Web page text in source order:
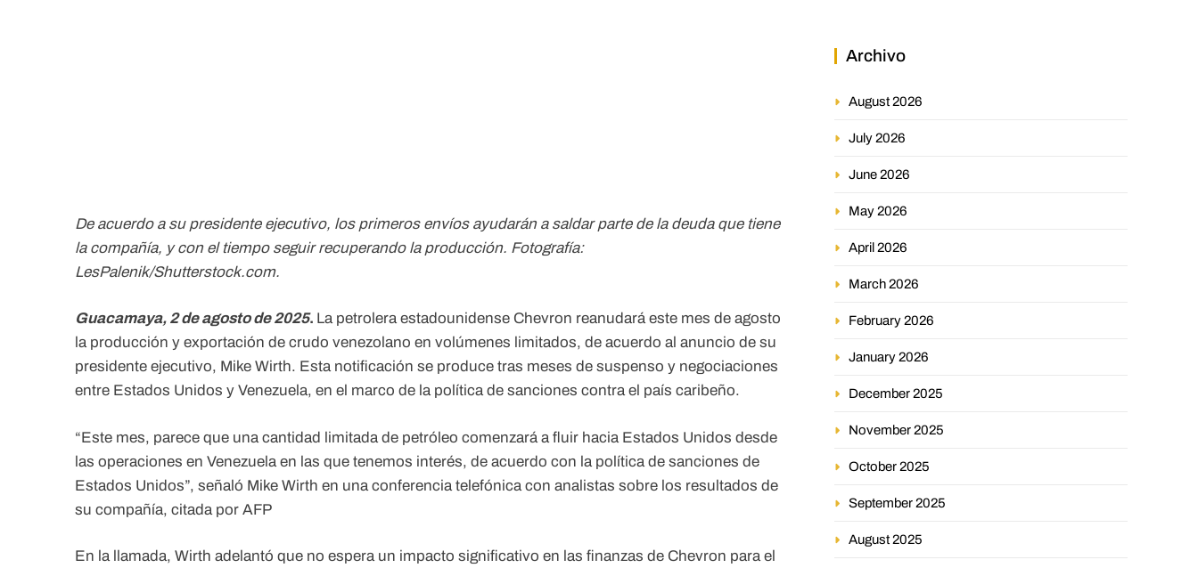
De acuerdo a su presidente ejecutivo, los primeros envíos ayudarán a saldar parte de la deuda que tiene
la compañía, y con el tiempo seguir recuperando la producción. Fotografía:
LesPalenik/Shutterstock.com.
Guacamaya, 2 de agosto de 2025. La petrolera estadounidense Chevron reanudará este mes de agosto
la producción y exportación de crudo venezolano en volúmenes limitados, de acuerdo al anuncio de su
presidente ejecutivo, Mike Wirth. Esta notificación se produce tras meses de suspenso y negociaciones
entre Estados Unidos y Venezuela, en el marco de la política de sanciones contra el país caribeño.
“Este mes, parece que una cantidad limitada de petróleo comenzará a fluir hacia Estados Unidos desde
las operaciones en Venezuela en las que tenemos interés, de acuerdo con la política de sanciones de
Estados Unidos”, señaló Mike Wirth en una conferencia telefónica con analistas sobre los resultados de
su compañía, citada por AFP
En la llamada, Wirth adelantó que no espera un impacto significativo en las finanzas de Chevron para el
Archivo
August 2026
July 2026
June 2026
May 2026
April 2026
March 2026
February 2026
January 2026
December 2025
November 2025
October 2025
September 2025
August 2025